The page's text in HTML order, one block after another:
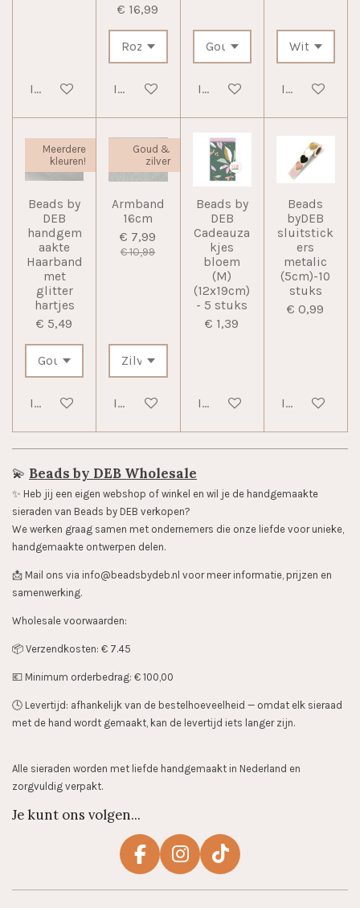
In winkelwagen
€ 16,99
In winkelwagenIn winkelwagenIn
Meerdere
kleuren!
Beads by
DEB
handgem
aakte
Haarband
met
glitter
hartjes
€ 5,49
In winkelwagen
Goud &
zilver
Armband
16cm
€ 7,99
€ 10,99
In winkelwagen
Beads by
DEB
Cadeauza
kjes
bloem
(M)
(12x19cm)
- 5 stuks
€ 1,39
In winkelwagen
Beads
byDEB
sluitstick
ers
metalic
(5cm)-10
stuks
€ 0,99
In
💫 Beads by DEB Wholesale
✨️ Heb jij een eigen webshop of winkel en wil je de handgemaakte
sieraden van Beads by DEB verkopen?
We werken graag samen met ondernemers die onze liefde voor unieke,
handgemaakte ontwerpen delen.
📩 Mail ons via info@beadsbydeb.nl voor meer informatie, prijzen en
samenwerking.
Wholesale voorwaarden:
📦 Verzendkosten: € 7.45
💶 Minimum orderbedrag: € 100,00
🕓 Levertijd: afhankelijk van de bestelhoeveelheid — omdat elk sieraad
met de hand wordt gemaakt, kan de levertijd iets langer zijn.
Alle sieraden worden met liefde handgemaakt in Nederland en
zorgvuldig verpakt.
Je kunt ons volgen...
F
I
T